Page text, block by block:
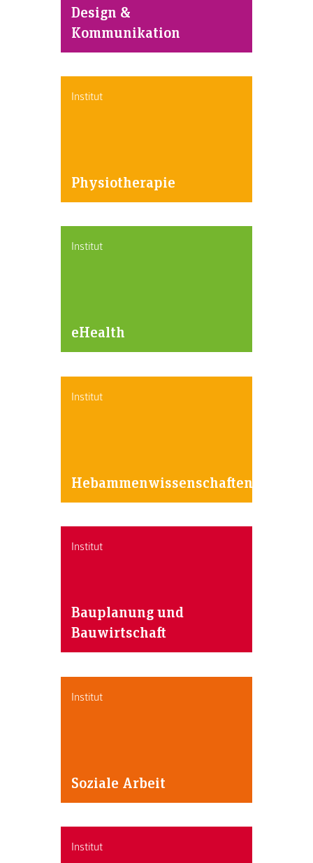
Design &
Kommunikation
Institut
Physiotherapie
Institut
eHealth
Institut
Hebammenwissenschaften
Institut
Bauplanung und
Bauwirtschaft
Institut
Soziale Arbeit
Institut